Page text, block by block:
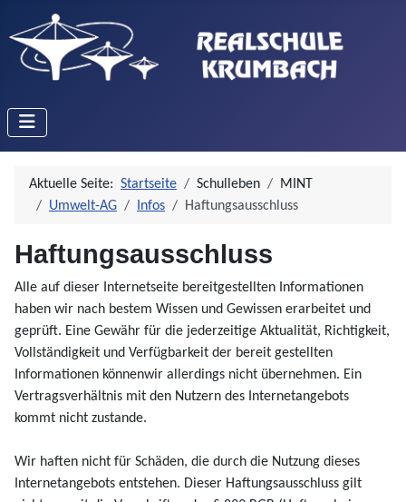
Aktuelle Seite: Startseite Schulleben
MINT
Umwelt-AG
Infos Haftungsausschluss
Haftungsausschluss
Alle auf dieser Internetseite bereitgestellten Informationen
haben wir nach bestem Wissen und Gewissen erarbeitet und
geprüft. Eine Gewähr für die jederzeitige Aktualität, Richtigkeit,
Vollständigkeit und Verfügbarkeit der bereit gestellten
Informationen könnenwir allerdings nicht übernehmen. Ein
Vertragsverhältnis mit den Nutzern des Internetangebots
kommt nicht zustande.
Wir haften nicht für Schäden, die durch die Nutzung dieses
Internetangebots entstehen. Dieser Haftungsausschluss gilt